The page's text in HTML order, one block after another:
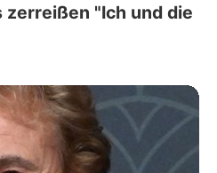
zerreißen "Ich und die